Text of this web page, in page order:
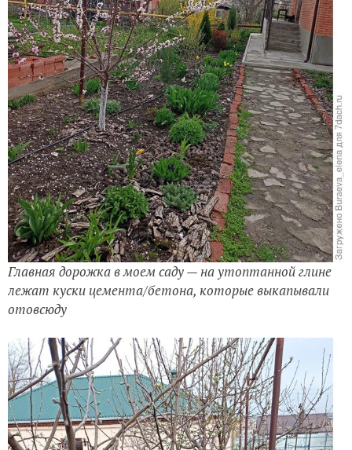
Главная дорожка в моем саду — на утоптанной глине
лежат куски цемента/бетона, которые выкапывали
отовсюду